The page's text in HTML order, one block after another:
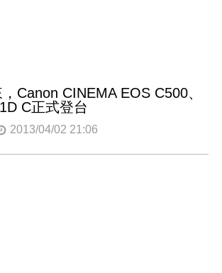
Canon CINEMA EOS C500、
C正式登台
2013/04/02 21:06